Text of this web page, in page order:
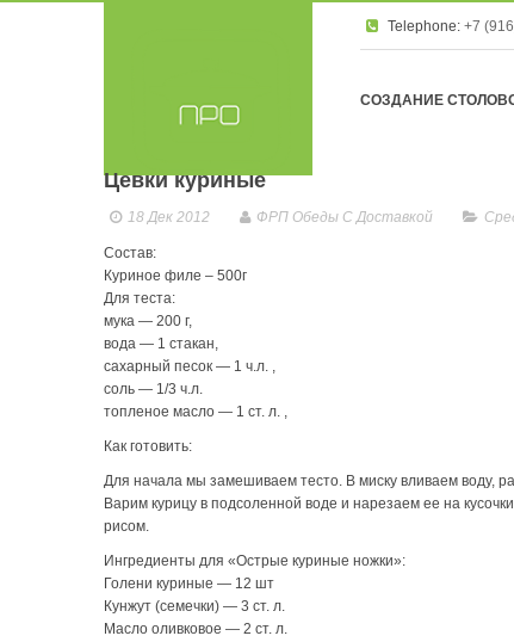
Telephone: +7
СОЗДАНИЕ
Цевки куриные
18 Дек 2012 ФРП Обеды С Доставкой
Состав:
Куриное филе – 500г
Для теста:
мука — 200 г,
вода — 1 стакан,
сахарный песок — 1 ч.л. ,
соль — 1/3 ч.л.
топленое масло — 1 ст. л. ,
Как готовить:
Для начала мы замешиваем тесто. В миску вливаем воду,
Варим курицу в подсоленной воде и нарезаем ее на
рисом.
Ингредиенты для «Острые куриные ножки»:
Голени куриные — 12 шт
Кунжут (семечки) — 3 ст. л.
Масло оливковое — 2 ст. л.